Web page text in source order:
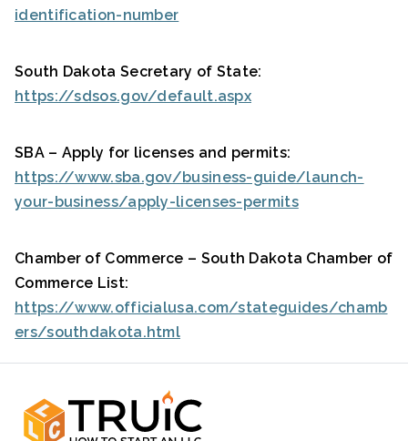
identification-number
South Dakota Secretary of State:
https://sdsos.gov/default.aspx
SBA – Apply for licenses and permits:
https://www.sba.gov/business-guide/launch-
your-business/apply-licenses-permits
Chamber of Commerce – South Dakota Chamber of
Commerce List:
https://www.officialusa.com/stateguides/chamb
ers/southdakota.html